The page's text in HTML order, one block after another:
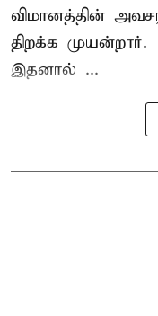
விமானத்தின்
திறக்க முயன்றார்.
இதனால் ...